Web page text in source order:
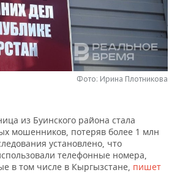
Фото: Ирина Плотникова
из Буинского района стала
мошенников, потеряв более 1 млн
установлено, что
телефонные номера,
в том числе в Кыргызстане, пишет